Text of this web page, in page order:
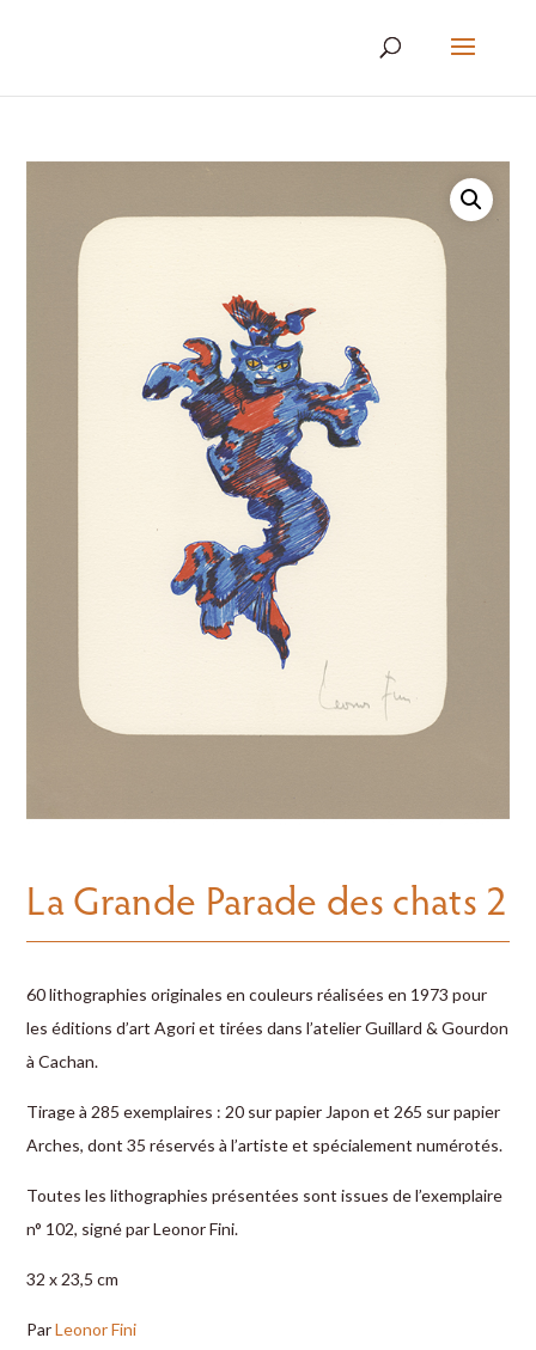
La Grande Parade des chats 2
60 lithographies originales en couleurs réalisées en 1973 pour
les ­éditions d’art Agori et tirées dans l’atelier Guillard & Gourdon
à Cachan.
Tirage à 285 exemplaires : 20 sur papier ­Japon et 265 sur papier
Arches, dont 35 réservés à l’artiste et ­spécialement numérotés.
Toutes les lithographies présentées sont issues de l’exemplaire
n° 102, signé par Leonor Fini.
32 x 23,5 cm
ParLeonor Fini